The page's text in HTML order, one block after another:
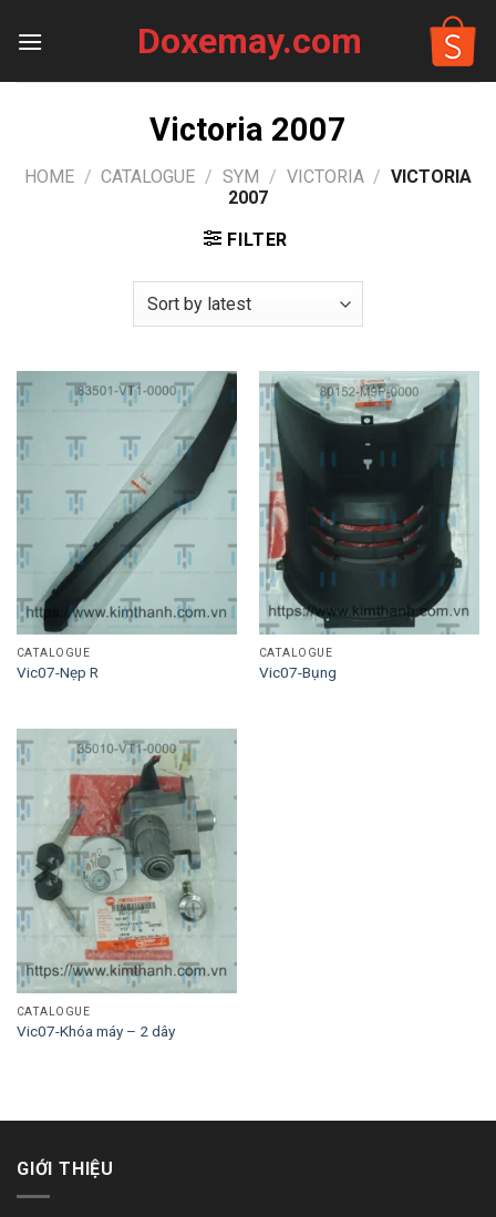
Doxemay.com
Victoria 2007
HOME / CATALOGUE / SYM / VICTORIA / VICTORIA
2007
FILTER
CATALOGUE
Vic07-Nẹp R
CATALOGUE
Vic07-Bụng
CATALOGUE
Vic07-Khóa máy – 2 dây
GIỚI THIỆU